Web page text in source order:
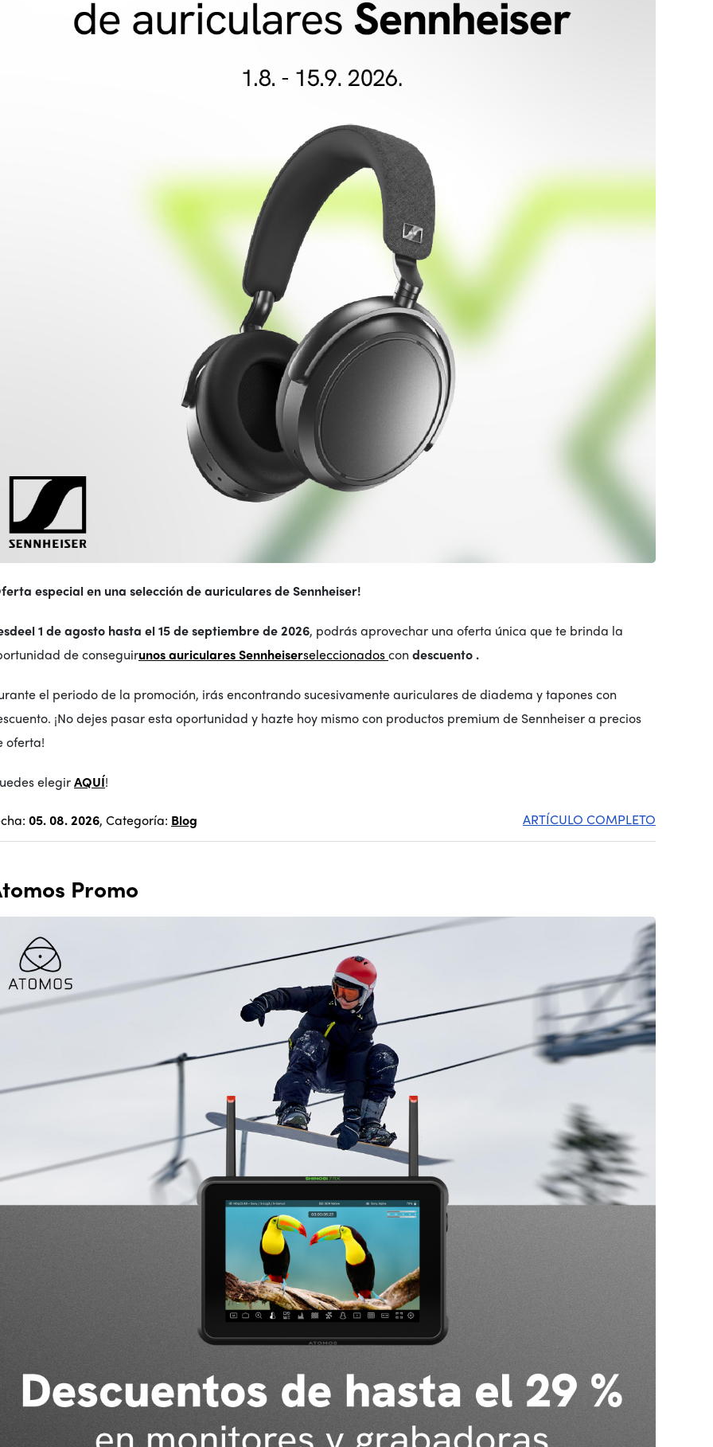
especial en una selección de auriculares de Sennheiser!
el 1 de agosto hasta el 15 de septiembrede 2026, podrás aprovechar una oferta única que te brinda la
de conseguirunos auriculares Sennheiserseleccionadoscon descuento.
el periodo de la promoción, irás encontrando sucesivamente auriculares de diadema y tapones con
¡No dejes pasar esta oportunidad y hazte hoy mismo con productos premium de Sennheiser a precios
oferta!
elegirAQUÍ!
05. 08. 2026, Categoría: Blog ARTÍCULO COMPLETO
Promo